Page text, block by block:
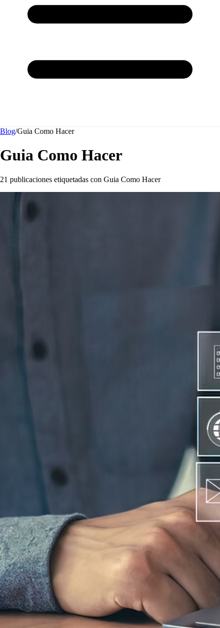
Blog/Guia Como Hacer
Guia Como Hacer
21 publicaciones etiquetadas con Guia Como Hacer